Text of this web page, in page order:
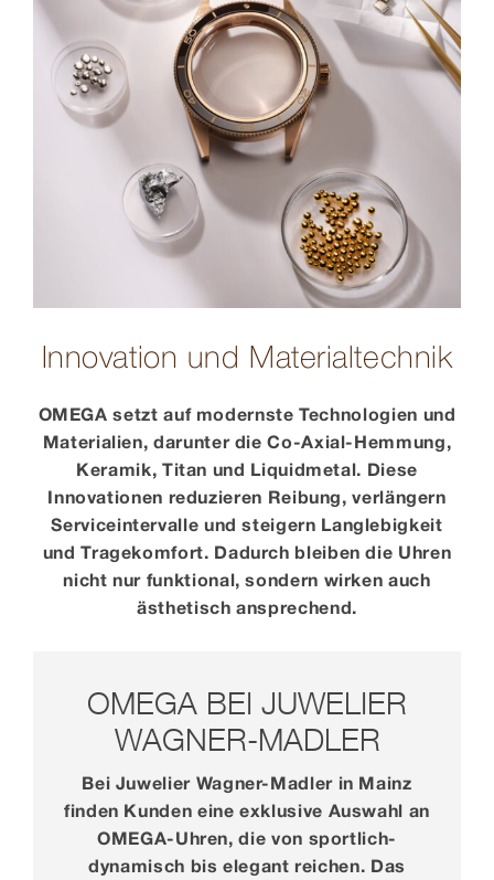
Innovation und Materialtechnik
OMEGA setzt auf modernste Technologien und
Materialien, darunter die Co-Axial-Hemmung,
Keramik, Titan und Liquidmetal. Diese
Innovationen reduzieren Reibung, verlängern
Serviceintervalle und steigern Langlebigkeit
und Tragekomfort. Dadurch bleiben die Uhren
nicht nur funktional, sondern wirken auch
ästhetisch ansprechend.
OMEGA BEI JUWELIER
WAGNER-MADLER
Bei Juwelier Wagner-Madler in Mainz
finden Kunden eine exklusive Auswahl an
OMEGA-Uhren, die von sportlich-
dynamisch bis elegant reichen. Das